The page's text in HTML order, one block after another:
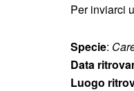
Per inviarci
Specie:
Data
Luogo